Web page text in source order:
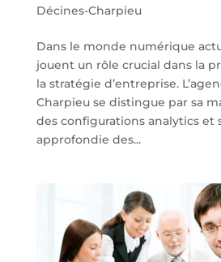
Décines-Charpieu
Dans le monde numérique
jouent un rôle crucial dans la
la stratégie d’entreprise.
Charpieu se distingue par sa
des configurations analytics et
approfondie des...